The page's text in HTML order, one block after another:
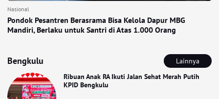
Nasional
Pondok Pesantren Berasrama Bisa Kelola Dapur MBG
Mandiri, Berlaku untuk Santri di Atas 1.000 Orang
Bengkulu
Lainnya
Ribuan Anak RA Ikuti Jalan Sehat Merah Putih
KPID Bengkulu